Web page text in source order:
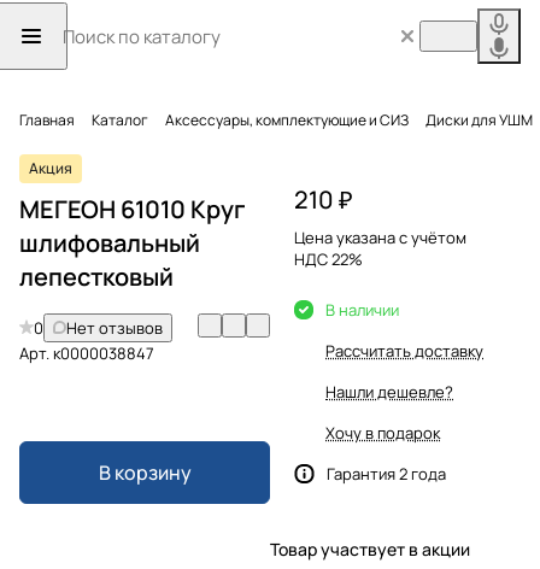
Главная Каталог Аксессуары, комплектующие и СИЗ Диски для УШМ
Акция
МЕГЕОН 61010 Круг
шлифовальный
лепестковый
0
Нет отзывов
Арт.к0000038847
В корзину
210 ₽
Цена указана с учётом
НДС 22%
В наличии
Рассчитать доставку
Нашли дешевле?
Хочу в подарок
Гарантия 2 года
Товар участвует в акции